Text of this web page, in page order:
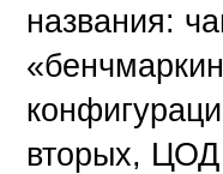
названия:
вторых, ЦОД